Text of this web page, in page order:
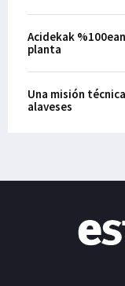
Acidekak
planta
Una misión
alaveses